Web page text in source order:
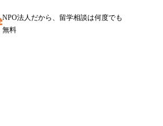
NPO法人だから、留学相談は何度でも
無料